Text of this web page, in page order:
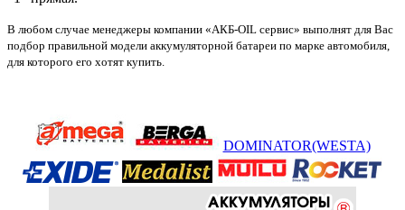
В любом случае менеджеры компании «АКБ-OIL сервис» выполнят для Вас
подбор правильной модели аккумуляторной батареи по марке автомобиля,
для которого его хотят купить.
DOMINATOR(WESTA)